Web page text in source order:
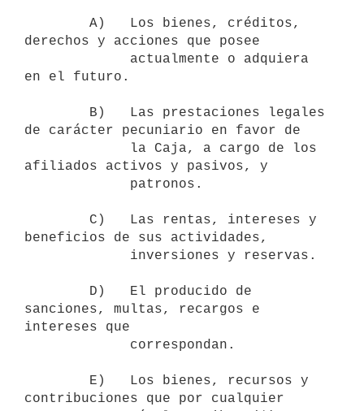
derechos y acciones que posee
en el futuro.
de carácter pecuniario en favor de
afiliados activos y pasivos, y
beneficios de sus actividades,
sanciones, multas, recargos e
intereses que
contribuciones que por cualquier